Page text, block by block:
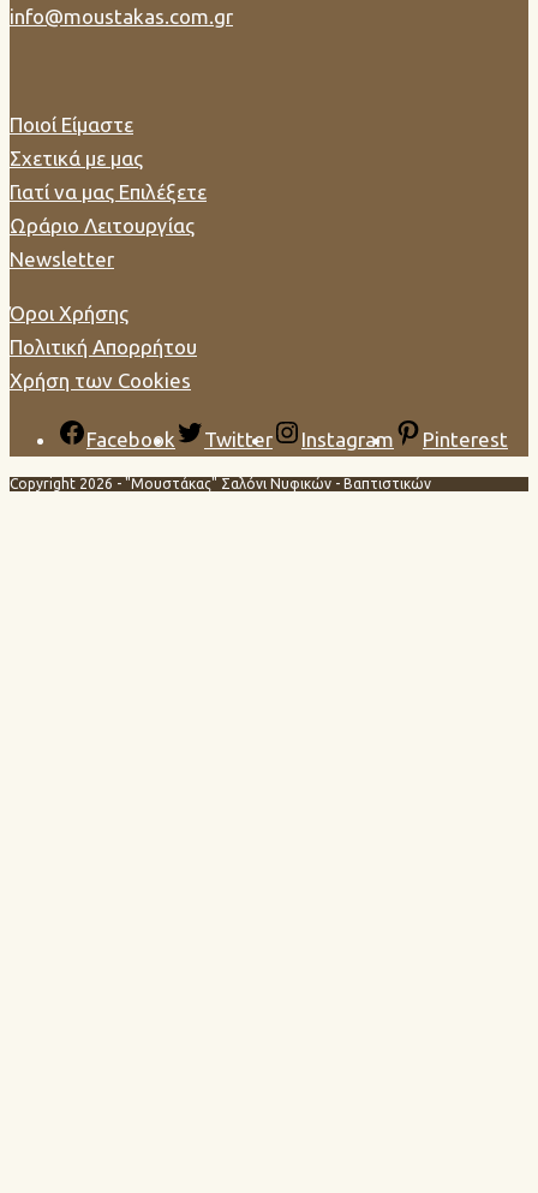
info@moustakas.com.gr
Ποιοί Είμαστε
Σχετικά με μας
Γιατί να μας Επιλέξετε
Ωράριο Λειτουργίας
Newsletter
Όροι Χρήσης
Πολιτική Απορρήτου
Χρήση των Cookies
Facebook Twitter Instagram Pinterest
Copyright 2026 - "Μουστάκας" Σαλόνι Νυφικών - Βαπτιστικών